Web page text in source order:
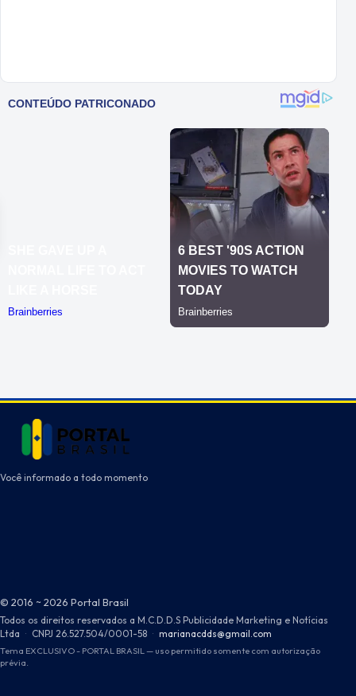
Você informado a todo momento
© 2016 ~ 2026 Portal Brasil
Todos os direitos reservados a M.C.D.D.S Publicidade Marketing e Notícias
Ltda · CNPJ 26.527.504/0001-58 · marianacdds@gmail.com
Tema EXCLUSIVO - PORTAL BRASIL — uso permitido somente com autorização
prévia.